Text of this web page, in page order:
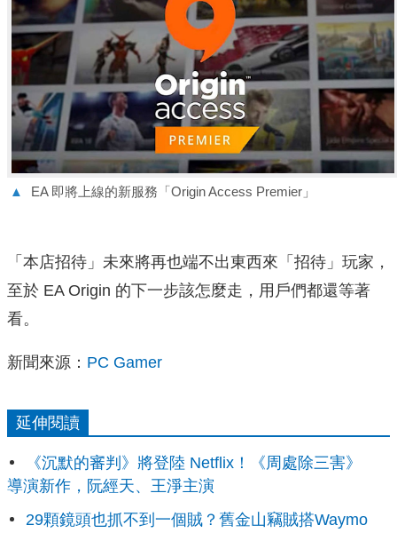
▲ EA 即將上線的新服務「Origin Access Premier」
「本店招待」未來將再也端不出東西來「招待」玩家，
至於 EA Origin 的下一步該怎麼走，用戶們都還等著
看。
新聞來源： PC Gamer
延伸閱讀
《沉默的審判》將登陸 Netflix！《周處除三害》
導演新作，阮經天、王淨主演
29顆鏡頭也抓不到一個賊？舊金山竊賊搭Waymo